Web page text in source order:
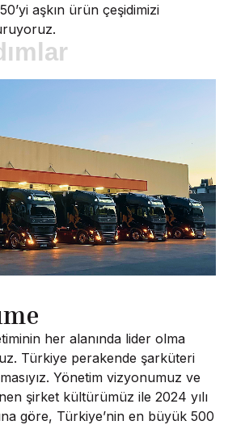
aşkın ürün çeşidimizi
her alanında lider olma
Türkiye perakende şarküteri
Yönetim vizyonumuz ve
şirket kültürümüz ile 2024 yılı
göre, Türkiye’nin en büyük 500